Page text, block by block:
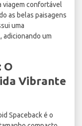
viagem confortável
as belas paisagens
uma
adicionando um
O
Vibrante
Spaceback é o